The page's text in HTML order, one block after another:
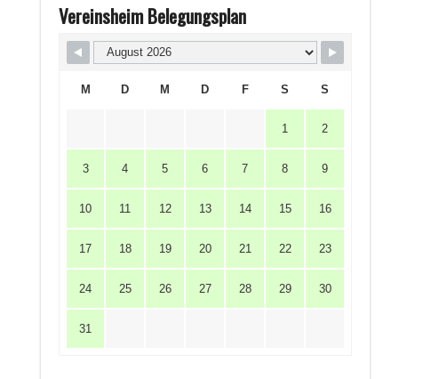
Vereinsheim Belegungsplan
M D M D F S S
1 2
3 4 5 6 7 8 9
10 11 12 13 14 15 16
17 18 19 20 21 22 23
24 25 26 27 28 29 30
31